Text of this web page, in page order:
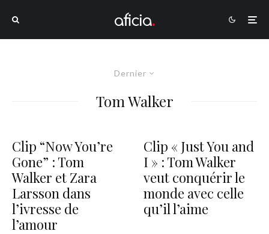
Dernier
Tom Walker
Clip “Now You’re
Gone” : Tom
Walker et Zara
Larsson dans
l’ivresse de
l’amour
Clip « Just You and
I » : Tom Walker
veut conquérir le
monde avec celle
qu’il l’aime